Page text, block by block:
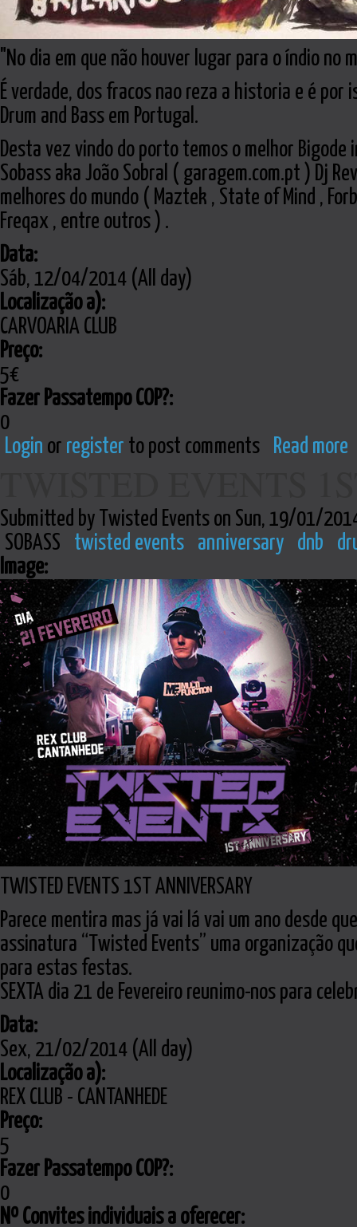
"No dia em que não houver lugar para o índio no
É verdade, dos fracos nao reza a historia e é
Drum and Bass em Portugal.
Desta vez vindo do porto temos o melhor Bigode
Sobass aka João Sobral ( garagem.com.pt ) Dj
melhores do mundo ( Maztek , State of Mind ,
Freqax , entre outros ) .
Data:
Sáb, 12/04/2014 (All day)
Localização a):
CARVOARIA CLUB
Preço:
5€
Fazer Passatempo COP?:
0
Login or register to post comments Read more
Submitted by Twisted Events on Sun, 19/01/
SOBASS
twisted events anniversary dnb
Image:
TWISTED EVENTS 1ST ANNIVERSARY
Parece mentira mas já vai lá vai um ano desde
assinatura “Twisted Events” uma organização
para estas festas.
SEXTA dia 21 de Fevereiro reunimo-nos para
Data:
Sex, 21/02/2014 (All day)
Localização a):
REX CLUB - CANTANHEDE
Preço:
5
Fazer Passatempo COP?:
0
Nº Convites individuais a oferecer: